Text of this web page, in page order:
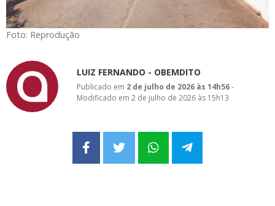
Foto: Reprodução
LUIZ FERNANDO - OBEMDITO
Publicado em 2 de julho de 2026 às 14h56-
Modificado em 2 de julho de 2026 às 15h13